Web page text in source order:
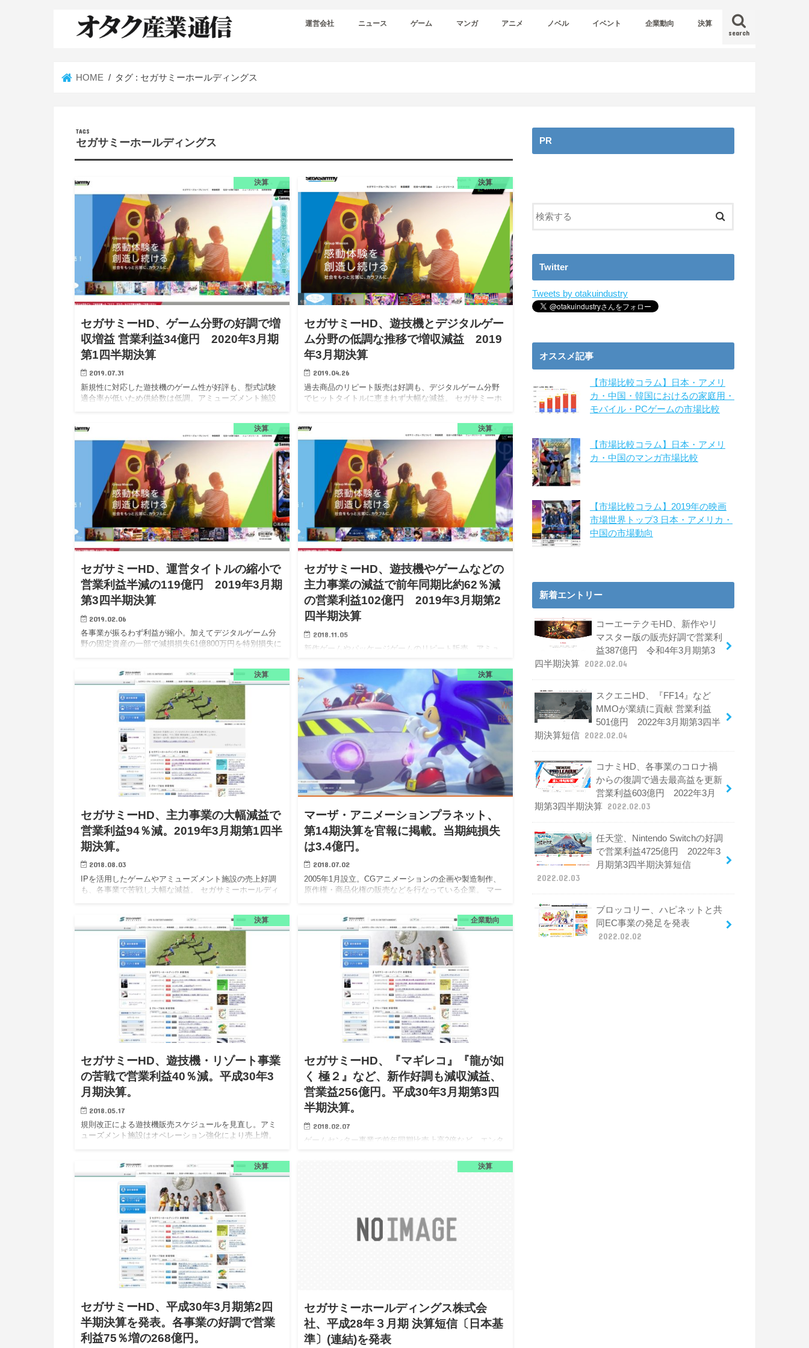
search
運営会社 ニュース ゲーム マンガ アニメ ノベル イベント 企業動向 決算
HOME タグ : セガサミーホールディングス
セガサミーホールディングス
決算
セガサミーHD、ゲーム分野の好調で増
収増益 営業利益34億円 2020年3月期
第1四半期決算
2019.07.31
新規性に対応した遊技機のゲーム性が好評も、型式試験
適合率が低いため供給数は低調。アミューズメント施設
算を7月30…
決算
セガサミーHD、遊技機とデジタルゲー
ム分野の低調な推移で増収減益 2019
年3月期決算
2019.04.26
過去商品のリピート販売は好調も、デジタルゲーム分野
でヒットタイトルに恵まれず大幅な減益。 セガサミーホ
円…
決算
セガサミーHD、運営タイトルの縮小で
営業利益半減の119億円 2019年3月期
第3四半期決算
2019.02.06
各事業が振るわず利益が縮小。加えてデジタルゲーム分
野の固定資産の一部で減損損失61億800万円を特別損失に
決算
セガサミーHD、遊技機やゲームなどの
主力事業の減益で前年同期比約62％減
の営業利益102億円 2019年3月期第2
四半期決算
2018.11.05
新作ゲームやパッケージゲームのリピート販売、アミュ
益が大きく減少。 セガサミーホールディングス株式会社
（以下、セガサミーHD）は、2019年3月期第2四半期決算
を11月1…
決算
セガサミーHD、主力事業の大幅減益で
営業利益94％減。2019年3月期第1四半
期決算。
2018.08.03
IPを活用したゲームやアミューズメント施設の売上好調
も、各事業で苦戦し大幅な減益。 セガサミーホールディ
決算
マーザ・アニメーションプラネット、
第14期決算を官報に掲載。当期純損失
は3.4億円。
2018.07.02
2005年1月設立。CGアニメーションの企画や製造制作、
原作権・商品化権の販売などを行なっている企業。 マー
第14期決…
決算
セガサミーHD、遊技機・リゾート事業
の苦戦で営業利益40％減。平成30年3
月期決算。
2018.05.17
規則改正による遊技機販売スケジュールを見直し。アミ
ューズメント施設はオペレーション強化により売上増。
期連結経営…
企業動向
セガサミーHD、『マギレコ』『龍が如
く 極２』など、新作好調も減収減益、
営業益256億円。平成30年3月期第3四
半期決算。
2018.02.07
ゲームセンター事業で前年同期比売上高2倍など、エンタ
益。 セガサミーホールディングス株式会社（以下、セガ
サミーHD）は、平成30年3月期第3四半期決算を2月6日
決算
セガサミーHD、平成30年3月期第2四
半期決算を発表。各事業の好調で営業
利益75％増の268億円。
決算
セガサミーホールディングス株式会
社、平成28年３月期 決算短信〔日本基
準〕(連結)を発表
PR
Twitter
Tweets by otakuindustry
オススメ記事
【市場比較コラム】日本・アメリ
カ・中国・韓国におけるの家庭用・
モバイル・PCゲームの市場比較
【市場比較コラム】日本・アメリ
カ・中国のマンガ市場比較
【市場比較コラム】2019年の映画
市場世界トップ3 日本・アメリカ・
中国の市場動向
新着エントリー
コーエーテクモHD、新作やリ
マスター版の販売好調で営業利
益387億円 令和4年3月期第3
四半期決算 2022.02.04
スクエニHD、『FF14』など
MMOが業績に貢献 営業利益
501億円 2022年3月期第3四半
期決算短信 2022.02.04
コナミHD、各事業のコロナ禍
からの復調で過去最高益を更新
営業利益603億円 2022年3月
期第3四半期決算 2022.02.03
任天堂、Nintendo Switchの好調
で営業利益4725億円 2022年3
月期第3四半期決算短信
2022.02.03
ブロッコリー、ハピネットと共
同EC事業の発足を発表
2022.02.02